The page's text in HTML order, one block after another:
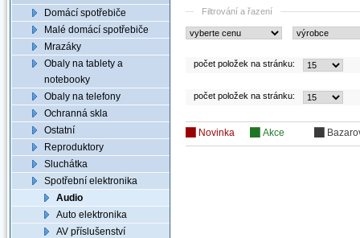
Domácí spotřebiče
Malé domácí spotřebiče
Mrazáky
Obaly na tablety a
notebooky
Obaly na telefony
Ochranná skla
Ostatní
Reproduktory
Sluchátka
Spotřební elektronika
Audio
Auto elektronika
AV příslušenství
Filtrování a řazení
počet položek na stránku:
počet položek na stránku:
Novinka Akce